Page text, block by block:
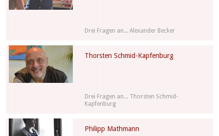
Drei Fragen an... Alexander Becker
Thorsten Schmid-Kapfenburg
Drei Fragen an... Thorsten Schmid-
Kapfenburg
Philipp Mathmann